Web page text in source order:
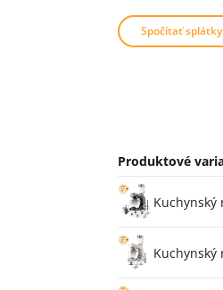
Spočítať splátky
Produktové
Varianty
Kuchynský
Kuchynský